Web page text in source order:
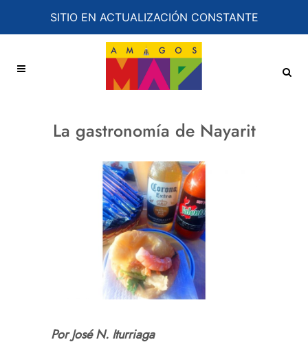
SITIO EN ACTUALIZACIÓN CONSTANTE
La gastronomía de Nayarit
Por José N. Iturriaga